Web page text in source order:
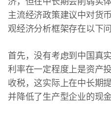
主流经济政策建议中对货
观经济分析框架存在以下问
首先，没有考虑到中国真
利率在一定程度上是资产
收税，这实际上在中长期
并降低了生产型企业的现金